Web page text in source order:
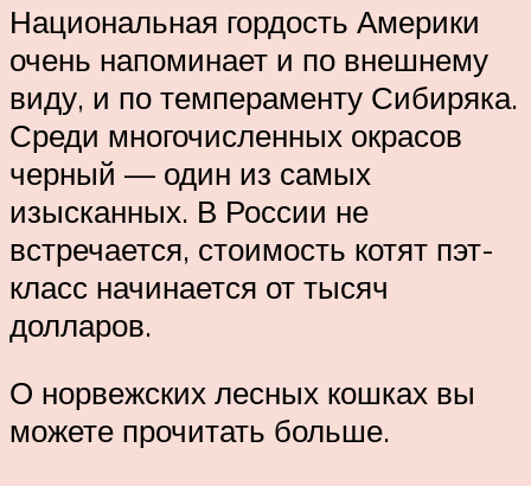
Национальная гордость Америки
очень напоминает и по внешнему
виду, и по темпераменту Сибиряка.
Среди многочисленных окрасов
черный — один из самых
изысканных. В России не
встречается, стоимость котят пэт-
класс начинается от тысяч
долларов.
О норвежских лесных кошках вы
можете прочитать больше.